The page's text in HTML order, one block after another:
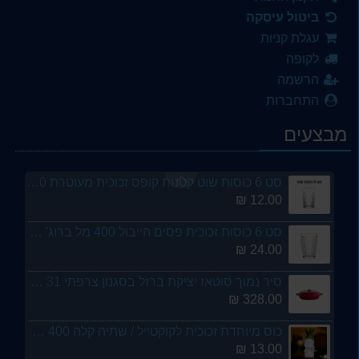
ביטול עיסקה
עגלת קניות
לקופה
הרשמה
התחברות
מבצעים
3 קעריות לסופלה 7 סמ מפורצלן לבן jaguar
4.00 ₪
12.00 ₪
סט 6 כוסות זכוכית פסים הייבול 400 מל ברוג' LAV - ארקוסטיל
24.00 ₪
סיר נמוך סוטאז יציקת ברזל בסגנון צרפתי 31 ס"מ ארקוסטיל
328.00 ₪
כוס מיוחדת זכוכית לקוקטייל / שתיה קלה 400 מל - ארקוסטיל
13.00 ₪
כד / קנקן שתיה חמה סיילקס כמו של בית מלון תחתית נירוסטה - מבית ארקוסטיל
14.00 ₪